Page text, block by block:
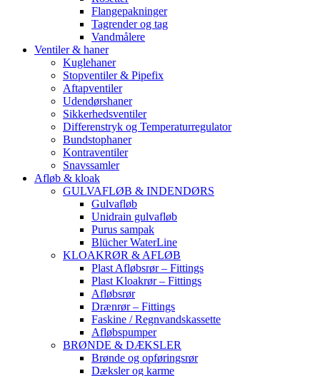
Flangepakninger
Tagrender og tag
Vandmålere
Ventiler & haner
Kuglehaner
Stopventiler & Pipefix
Aftapventiler
Udendørshaner
Sikkerhedsventiler
Differenstryk og Temperaturregulator
Bundstophaner
Kontraventiler
Snavssamler
Afløb & kloak
GULVAFLØB & INDENDØRS
Gulvafløb
Unidrain gulvafløb
Purus sampak
Blücher WaterLine
KLOAKRØR & AFLØB
Plast Afløbsrør – Fittings
Plast Kloakrør – Fittings
Afløbsrør
Drænrør – Fittings
Faskine / Regnvandskassette
Afløbspumper
BRØNDE & DÆKSLER
Brønde og opføringsrør
Dæksler og karme